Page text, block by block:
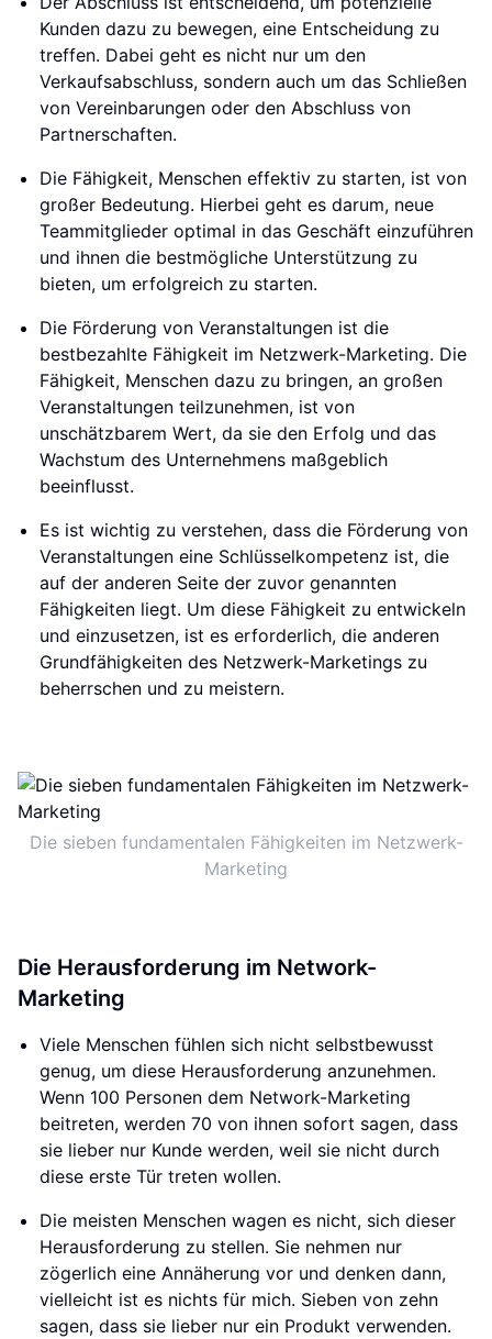
Kunden dazu zu bewegen, eine Entscheidung zu
treffen. Dabei geht es nicht nur um den
Verkaufsabschluss, sondern auch um das Schließen
von Vereinbarungen oder den Abschluss von
Partnerschaften.
Die Fähigkeit, Menschen effektiv zu starten, ist von
großer Bedeutung. Hierbei geht es darum, neue
Teammitglieder optimal in das Geschäft einzuführen
und ihnen die bestmögliche Unterstützung zu
bieten, um erfolgreich zu starten.
Die Förderung von Veranstaltungen ist die
bestbezahlte Fähigkeit im Netzwerk-Marketing. Die
Fähigkeit, Menschen dazu zu bringen, an großen
Veranstaltungen teilzunehmen, ist von
unschätzbarem Wert, da sie den Erfolg und das
Wachstum des Unternehmens maßgeblich
beeinflusst.
Es ist wichtig zu verstehen, dass die Förderung von
Veranstaltungen eine Schlüsselkompetenz ist, die
auf der anderen Seite der zuvor genannten
Fähigkeiten liegt. Um diese Fähigkeit zu entwickeln
und einzusetzen, ist es erforderlich, die anderen
Grundfähigkeiten des Netzwerk-Marketings zu
beherrschen und zu meistern.
Die sieben fundamentalen Fähigkeiten im Netzwerk-
Marketing
Die Herausforderung im Network-
Marketing
Viele Menschen fühlen sich nicht selbstbewusst
genug, um diese Herausforderung anzunehmen.
Wenn 100 Personen dem Network-Marketing
beitreten, werden 70 von ihnen sofort sagen, dass
sie lieber nur Kunde werden, weil sie nicht durch
diese erste Tür treten wollen.
Die meisten Menschen wagen es nicht, sich dieser
Herausforderung zu stellen. Sie nehmen nur
zögerlich eine Annäherung vor und denken dann,
vielleicht ist es nichts für mich. Sieben von zehn
sagen, dass sie lieber nur ein Produkt verwenden.